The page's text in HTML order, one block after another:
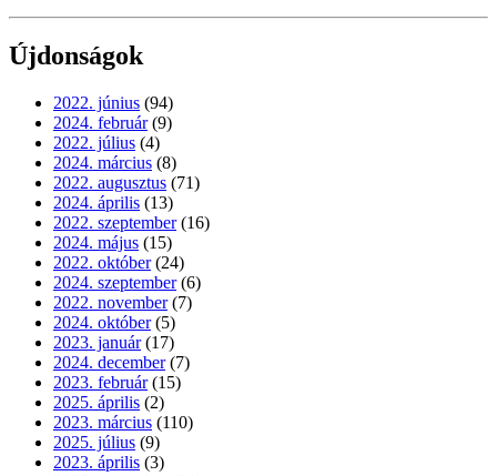
Újdonságok
2022. június (94)
2024. február (9)
2022. július (4)
2024. március (8)
2022. augusztus (71)
2024. április (13)
2022. szeptember (16)
2024. május (15)
2022. október (24)
2024. szeptember (6)
2022. november (7)
2024. október (5)
2023. január (17)
2024. december (7)
2023. február (15)
2025. április (2)
2023. március (110)
2025. július (9)
2023. április (3)